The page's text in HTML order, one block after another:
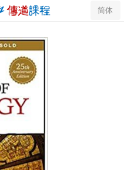
简体